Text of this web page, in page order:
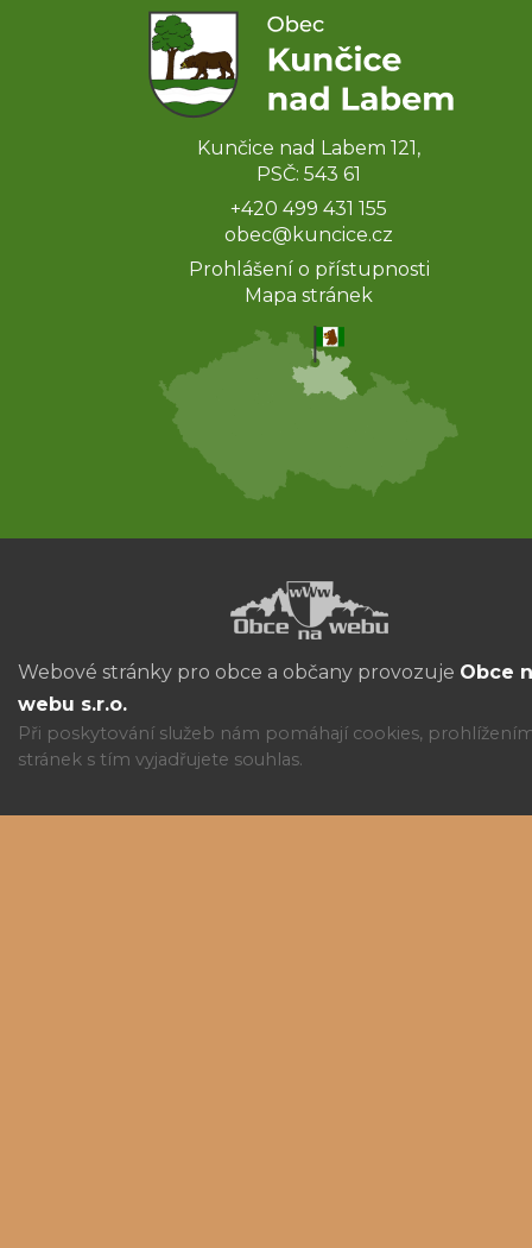
Kunčice nad Labem 121,
PSČ: 543 61
+420 499 431 155
obec@kuncice.cz
Prohlášení o přístupnosti
Mapa stránek
Webové stránky pro obce a občany provozuje Obce
webu s.r.o.
Při poskytování služeb nám pomáhají cookies,
stránek s tím vyjadřujete souhlas.